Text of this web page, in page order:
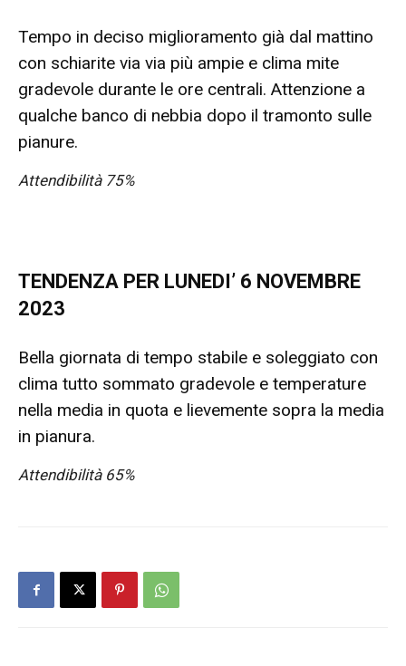
Tempo in deciso miglioramento già dal mattino
con schiarite via via più ampie e clima mite
gradevole durante le ore centrali. Attenzione a
qualche banco di nebbia dopo il tramonto sulle
pianure.
Attendibilità 75%
TENDENZA PER LUNEDI’ 6 NOVEMBRE
2023
Bella giornata di tempo stabile e soleggiato con
clima tutto sommato gradevole e temperature
nella media in quota e lievemente sopra la media
in pianura.
Attendibilità 65%